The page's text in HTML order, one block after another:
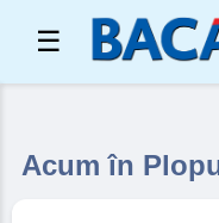
☰
Acum în